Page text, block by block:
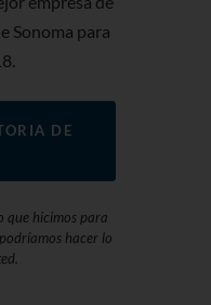
Sonoma para
DE
que hicimos para
hacer lo